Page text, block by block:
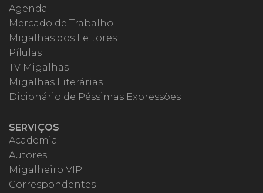
Agenda
Mercado de Trabalho
Migalhas dos Leitores
Pílulas
TV Migalhas
Migalhas Literárias
Dicionário de Péssimas Expressões
SERVIÇOS
Academia
Autores
Migalheiro VIP
Correspondentes